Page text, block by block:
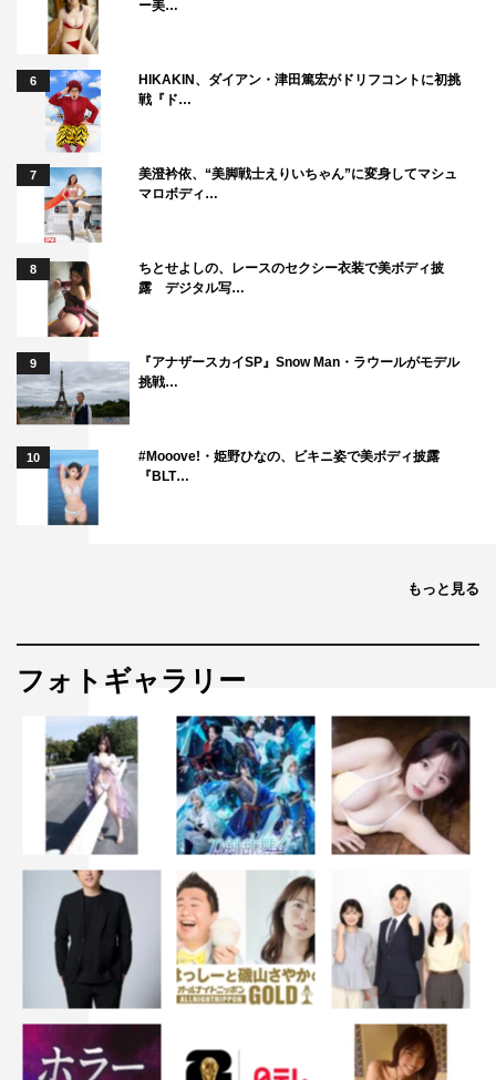
高校生に戻った結果、小百合の人生がどう変わるのかが見
どころですね。あとは小百合だけでなく周りの人たちも変
わっていくから、みんなの成長や変化を見守ってほしいで
す。ドラマはコメディですが、深い話もあったりするの
で、自分の身に置き換えて考えさせられることも多いので
はと思います。私自身も、“心の健康を保つにはどうすれ
ばいいいのか”という話ですごい考えさせられました。そ
んな『JKからやり直すシルバープラン』、最終回もぜひ
お楽しみください！
PROFILE
ー美…
6
HIKAKIN、ダイアン・津田篤宏がドリフコントに初挑
戦『ド…
7
美澄衿依、“美脚戦士えりいちゃん”に変身してマシュ
マロボディ…
8
ちとせよしの、レースのセクシー衣装で美ボディ披
露 デジタル写…
9
『アナザースカイSP』Snow Man・ラウールがモデル
挑戦…
10
#Mooove!・姫野ひなの、ビキニ姿で美ボディ披露
『BLT…
もっと見る
フォトギャラリー